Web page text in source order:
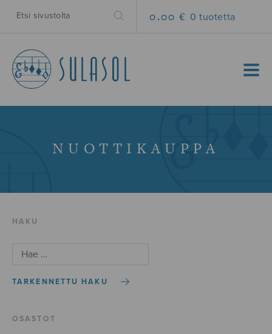
0.00 € 0 tuotetta
MENU
NUOTTIKAUPPA
HAKU
TARKENNETTU HAKU
OSASTOT